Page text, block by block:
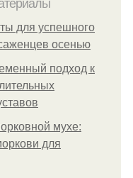
для успешного
осенью
подход к
мухе:
для